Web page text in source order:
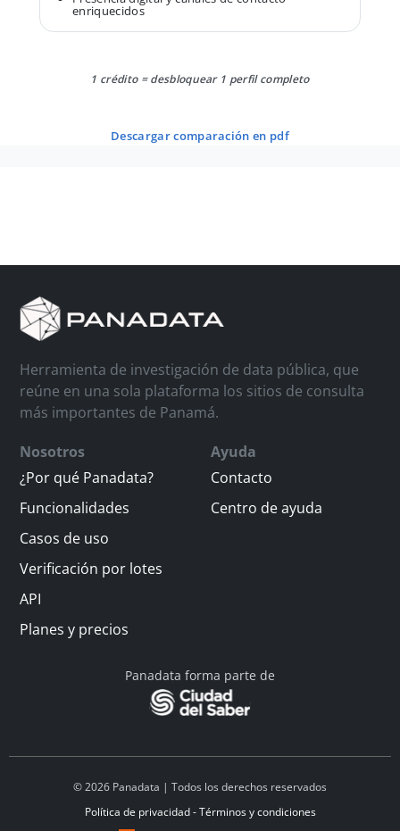
enriquecidos
1 crédito = desbloquear 1 perfil completo
descargar comparación en pdf
Herramienta de investigación de data pública, que
reúne en una sola plataforma los sitios de consulta
más importantes de Panamá.
Nosotros
¿Por qué Panadata?
Funcionalidades
Casos de uso
Verificación por lotes
API
Planes y precios
Ayuda
Contacto
Centro de ayuda
Panadata forma parte de
© 2026 Panadata | Todos los derechos reservados
Política de privacidad - Términos y condiciones